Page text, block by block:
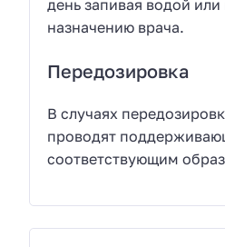
день запивая водой
назначению врача.
Передозировка
В случаях
проводят
соответствующим